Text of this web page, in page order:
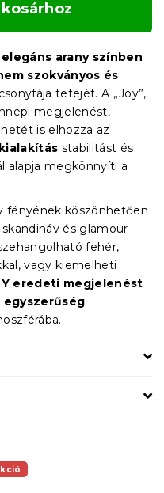
elegáns arany színben
szokványos és
tetejét. A „Joy”,
megjelenést,
is elhozza az
stabilitást és
alapja megkönnyíti a
fényének köszönhetően
és glamour
fehér,
vagy kiemelheti
eredeti megjelenést
egyszerűség